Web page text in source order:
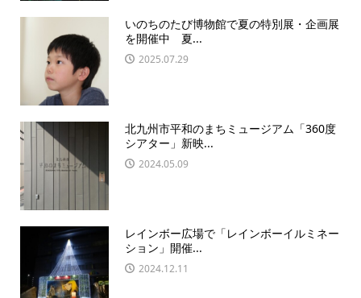
いのちのたび博物館で夏の特別展・企画展
を開催中 夏...
2025.07.29
北九州市平和のまちミュージアム「360度
シアター」新映...
2024.05.09
レインボー広場で「レインボーイルミネー
ション」開催...
2024.12.11